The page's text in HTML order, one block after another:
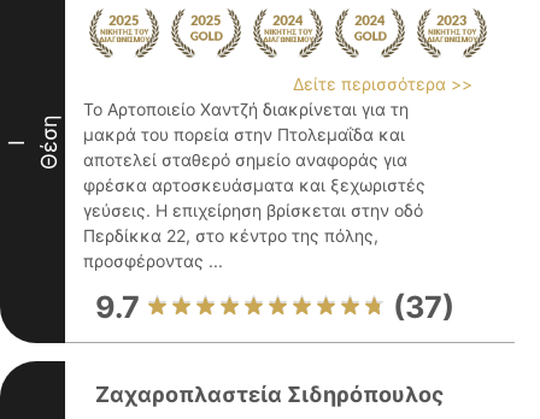
I Θέση
Δείτε περισσότερα >>
Το Αρτοποιείο Χαντζή διακρίνεται για τη
μακρά του πορεία στην Πτολεμαΐδα και
αποτελεί σταθερό σημείο αναφοράς για
φρέσκα αρτοσκευάσματα και ξεχωριστές
γεύσεις. Η επιχείρηση βρίσκεται στην οδό
Περδίκκα 22, στο κέντρο της πόλης,
προσφέροντας ...
9.7 (37)
Ζαχαροπλαστεία Σιδηρόπουλος